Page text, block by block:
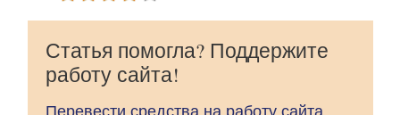
Статья помогла? Поддержите
работу сайта!
Перевести средства на работу сайта